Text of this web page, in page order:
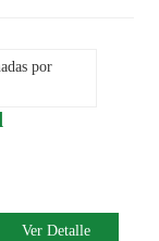
Ver Detalle